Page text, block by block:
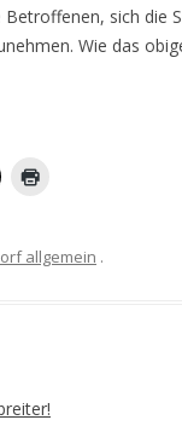
sich die
Wie das
allgemein .